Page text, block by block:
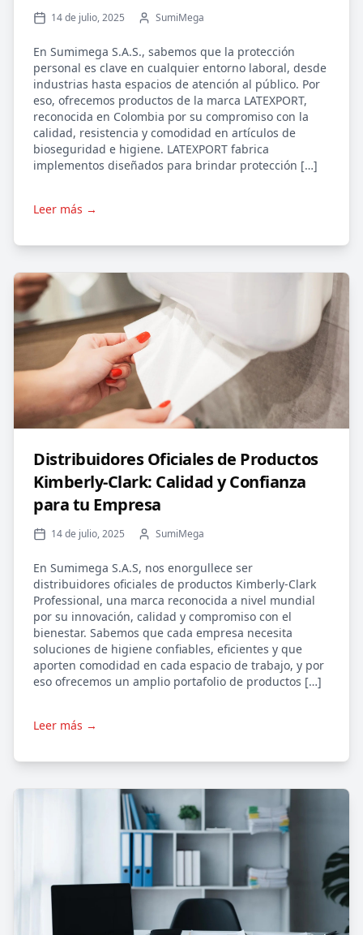
14 de julio, 2025 SumiMega
En Sumimega S.A.S., sabemos que la protección
personal es clave en cualquier entorno laboral, desde
industrias hasta espacios de atención al público. Por
eso, ofrecemos productos de la marca LATEXPORT,
reconocida en Colombia por su compromiso con la
calidad, resistencia y comodidad en artículos de
bioseguridad e higiene. LATEXPORT fabrica
implementos diseñados para brindar protección […]
Leer más →
Distribuidores Oficiales de Productos
Kimberly-Clark: Calidad y Confianza
para tu Empresa
14 de julio, 2025 SumiMega
En Sumimega S.A.S, nos enorgullece ser
distribuidores oficiales de productos Kimberly-Clark
Professional, una marca reconocida a nivel mundial
por su innovación, calidad y compromiso con el
bienestar. Sabemos que cada empresa necesita
soluciones de higiene confiables, eficientes y que
aporten comodidad en cada espacio de trabajo, y por
eso ofrecemos un amplio portafolio de productos […]
Leer más →